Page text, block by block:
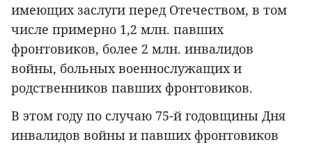
имеющих заслуги перед Отечеством, в том
числе примерно 1,2 млн. павших
фронтовиков, более 2 млн. инвалидов
войны, больных военнослужащих и
родственников павших фронтовиков.
В этом году по случаю 75-й годовщины Дня
инвалидов войны и павших фронтовиков